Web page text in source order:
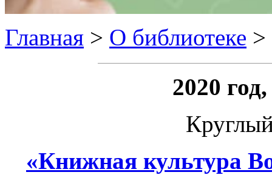
Главная > О библиотеке >
2020
«Книжная культура